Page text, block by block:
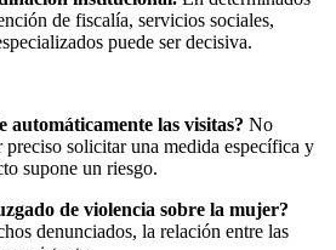
de fiscalía, servicios sociales,
puede ser decisiva.
automáticamente las visitas? No
preciso solicitar una medida específica y
supone un riesgo.
de violencia sobre la mujer?
denunciados, la relación entre las